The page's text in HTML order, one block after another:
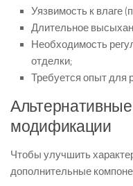
Уязвимость к влаге
Длительное
Необходимость
отделки;
Требуется опыт для
модификации
Чтобы улучшить
дополнительные